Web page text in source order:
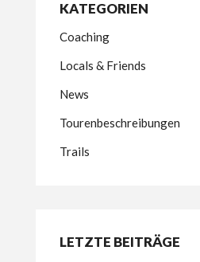
KATEGORIEN
Coaching
Locals & Friends
News
Tourenbeschreibungen
Trails
LETZTE BEITRÄGE